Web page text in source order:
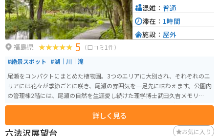
福島県 5 （口コミ1件）
#絶景スポット #湖｜川｜滝
尾瀬をコンパクトにまとめた植物園。3つのエリアに大別され、それぞれのエ
リアには花々が季節ごとに咲き、尾瀬の雰囲気を一足先に味わえます。公園内
の管理棟2階には、尾瀬の自然を生涯愛し続けた理学博士武田久吉メモリアル
ホールがあります。園内は一部バリアフリーにもなっており、車イス使用対
応トイレも完備しております。冬季休業があるので、開園情報は事前に要チ
ェックです。
詳しく見る
混雑： 普通
滞在： 1時間
施設： 屋外
六法沢展望台 お気に入り